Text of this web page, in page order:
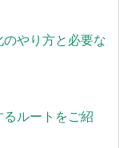
のやり方と必要な
ルートをご紹